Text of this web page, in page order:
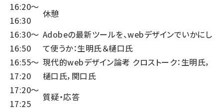
16:20〜
16:30
休憩
16:30〜
16:50
Adobeの最新ツールを、webデザインでいかにし
て使うか：生明氏＆樋口氏
16:55〜
17:20
現代的webデザイン論考 クロストーク：生明氏，
樋口氏，関口氏
17:20〜
17:25
質疑・応答